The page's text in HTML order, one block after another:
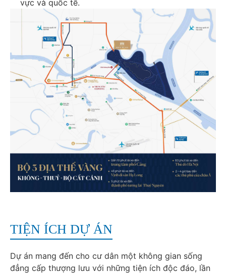
vực và quốc tế.
TIỆN ÍCH DỰ ÁN
Dự án mang đến cho cư dân một không gian sống
đẳng cấp thượng lưu với những tiện ích độc đáo, lần